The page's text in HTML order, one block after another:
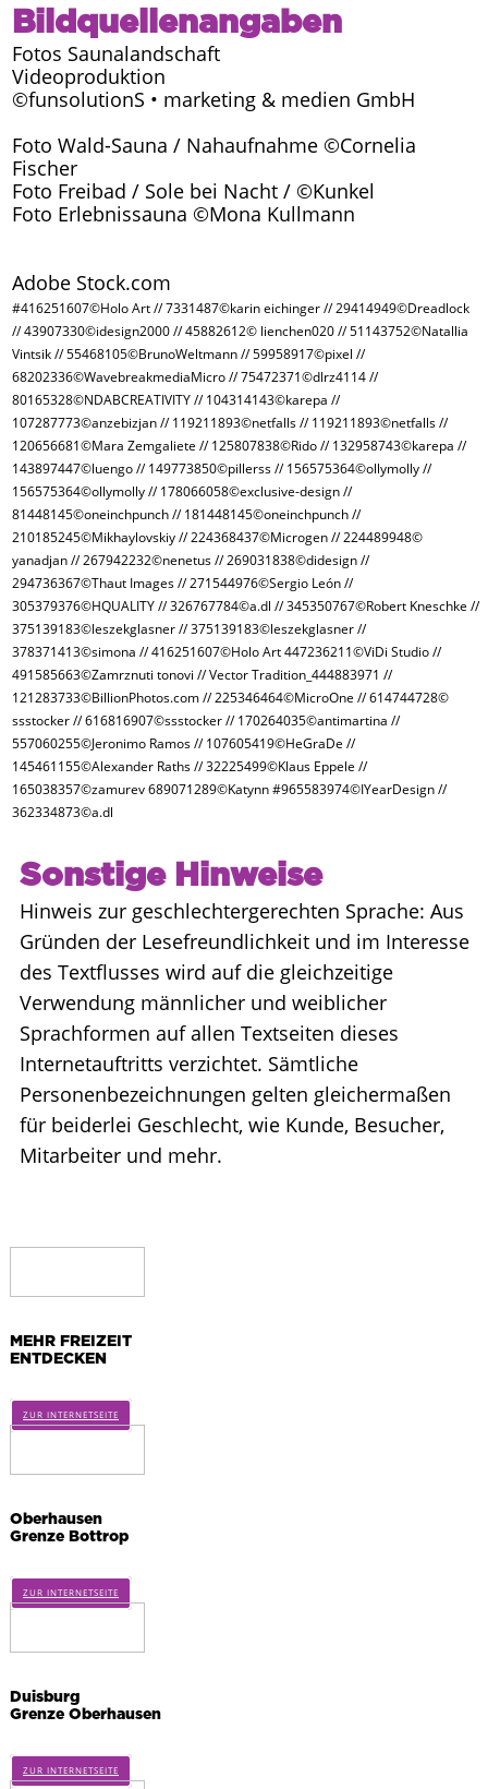
Bildquellenangaben
Fotos Saunalandschaft
Videoproduktion
©funsolutionS • marketing & medien GmbH
Foto Wald-Sauna / Nahaufnahme ©Cornelia
Fischer
Foto Freibad / Sole bei Nacht / ©Kunkel
Foto Erlebnissauna ©Mona Kullmann
Adobe Stock.com
#416251607©Holo Art // 7331487©karin eichinger // 29414949©Dreadlock
// 43907330©idesign2000 // 45882612© lienchen020 // 51143752©Natallia
Vintsik // 55468105©BrunoWeltmann // 59958917©pixel //
68202336©WavebreakmediaMicro // 75472371©dlrz4114 //
80165328©NDABCREATIVITY // 104314143©karepa //
107287773©anzebizjan // 119211893©netfalls // 119211893©netfalls //
120656681©Mara Zemgaliete // 125807838©Rido // 132958743©karepa //
143897447©luengo // 149773850©pillerss // 156575364©ollymolly //
156575364©ollymolly // 178066058©exclusive-design //
81448145©oneinchpunch // 181448145©oneinchpunch //
210185245©Mikhaylovskiy // 224368437©Microgen // 224489948©
yanadjan // 267942232©nenetus // 269031838©didesign //
294736367©Thaut Images // 271544976©Sergio León //
305379376©HQUALITY // 326767784©a.dl // 345350767©Robert Kneschke //
375139183©leszekglasner // 375139183©leszekglasner //
378371413©simona // 416251607©Holo Art 447236211©ViDi Studio //
491585663©Zamrznuti tonovi // Vector Tradition_444883971 //
121283733©BillionPhotos.com // 225346464©MicroOne // 614744728©
ssstocker // 616816907©ssstocker // 170264035©antimartina //
557060255©Jeronimo Ramos // 107605419©HeGraDe //
145461155©Alexander Raths // 32225499©Klaus Eppele //
165038357©zamurev 689071289©Katynn #965583974©IYearDesign //
362334873©a.dl
Sonstige Hinweise
Hinweis zur geschlechtergerechten Sprache: Aus
Gründen der Lesefreundlichkeit und im Interesse
des Textflusses wird auf die gleichzeitige
Verwendung männlicher und weiblicher
Sprachformen auf allen Textseiten dieses
Internetauftritts verzichtet. Sämtliche
Personenbezeichnungen gelten gleichermaßen
für beiderlei Geschlecht, wie Kunde, Besucher,
Mitarbeiter und mehr.
MEHR FREIZEIT
ENTDECKEN
ZUR INTERNETSEITE
Oberhausen
Grenze Bottrop
ZUR INTERNETSEITE
Duisburg
Grenze Oberhausen
ZUR INTERNETSEITE